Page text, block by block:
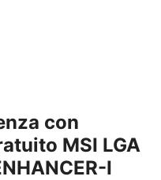
con
MSI LGA
I